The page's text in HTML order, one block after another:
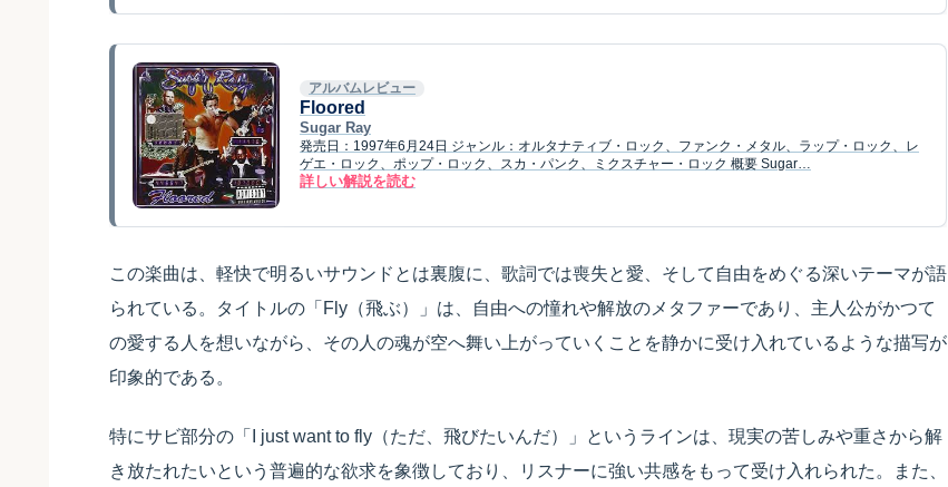
アルバムレビュー
Floored
Sugar Ray
発売日：1997年6月24日 ジャンル：オルタナティブ・ロック、ファンク・メタル、ラップ・ロック、レ
ゲエ・ロック、ポップ・ロック、スカ・パンク、ミクスチャー・ロック 概要 Sugar…
詳しい解説を読む
この楽曲は、軽快で明るいサウンドとは裏腹に、歌詞では喪失と愛、そして自由をめぐる深いテーマが語
られている。タイトルの「Fly（飛ぶ）」は、自由への憧れや解放のメタファーであり、主人公がかつて
の愛する人を想いながら、その人の魂が空へ舞い上がっていくことを静かに受け入れているような描写が
印象的である。
特にサビ部分の「I just want to fly（ただ、飛びたいんだ）」というラインは、現実の苦しみや重さから解
き放たれたいという普遍的な欲求を象徴しており、リスナーに強い共感をもって受け入れられた。また、